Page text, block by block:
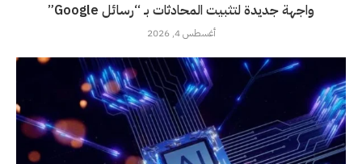
واجهة جديدة لتثبيت المحادثات بـ “رسائل Google”
أغسطس 4, 2026